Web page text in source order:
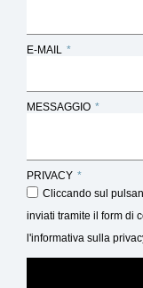
E-MAIL
MESSAGGIO
PRIVACY
Cliccando sul
inviati tramite il form di
l'informativa sulla